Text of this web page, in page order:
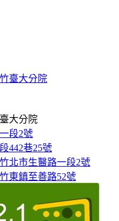
大分院
段2號
442巷25號
北市生醫路一段2號
東鎮至善路52號